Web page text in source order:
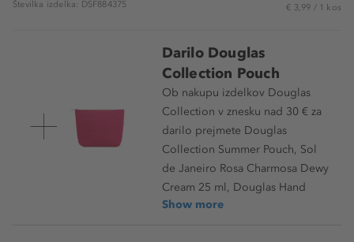
Številka izdelka: DSF884375 € 3,99 / 1 kos
Darilo Douglas
Collection Pouch
Ob nakupu izdelkov Douglas
Collection v znesku nad 30 € za
darilo prejmete Douglas
Collection Summer Pouch, Sol
de Janeiro Rosa Charmosa Dewy
Cream 25 ml, Douglas Hand
Show more